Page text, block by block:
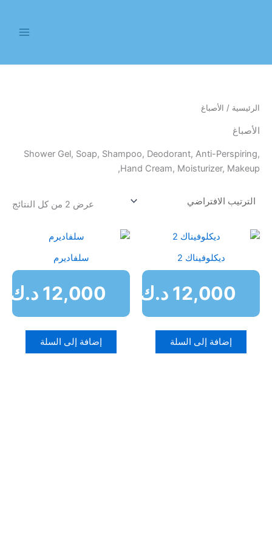
الرئيسية / الأصباغ
الأصباغ
Shower Gel, Soap, Shampoo, Deodorant, Anti-Perspiring,
Hand Cream, Moisturizer, Makeup,
عرض ⁦2⁩ من كل النتائج
ديكلوفيناك 2
12,000 د.ك
إضافة إلى السلة
سلفاديرم
12,000 د.ك
إضافة إلى السلة